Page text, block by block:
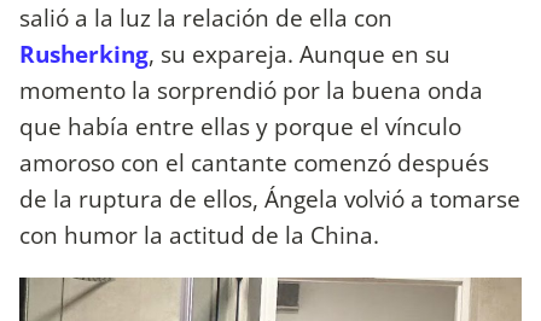
salió a la luz la relación de ella con
Rusherking, su expareja. Aunque en su
momento la sorprendió por la buena onda
que había entre ellas y porque el vínculo
amoroso con el cantante comenzó después
de la ruptura de ellos, Ángela volvió a tomarse
con humor la actitud de la China.